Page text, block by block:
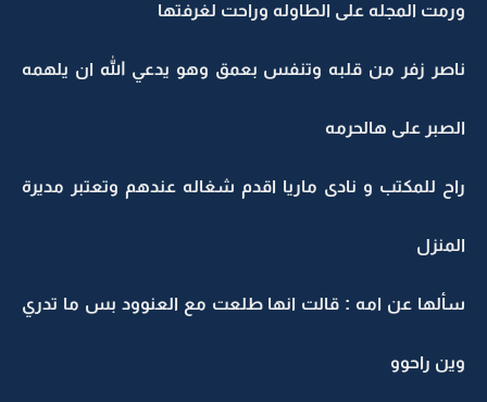
ورمت المجله على الطاوله وراحت لغرفتها
ناصر زفر من قلبه وتنفس بعمق وهو يدعي الله ان يلهمه
الصبر على هالحرمه
راح للمكتب و نادى ماريا اقدم شغاله عندهم وتعتبر مديرة
المنزل
سألها عن امه : قالت انها طلعت مع العنوود بس ما تدري
وين راحوو